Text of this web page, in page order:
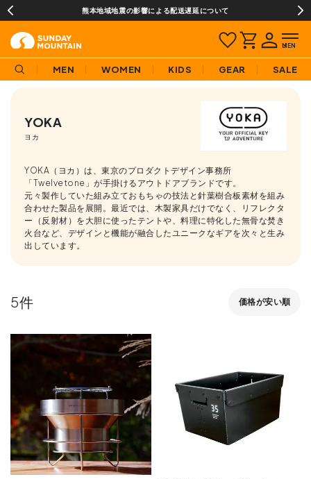
熊本地域地震の影響による配送遅延について
MEN WOMEN KIDS GEAR SALE
YOKA
ヨカ
YOKA（ヨカ）は、東京のプロダクトデザイン事務所
「Twelvetone」が手掛けるアウトドアブランドです。
元々製作していた組み立ておもちゃの技法と針葉樹合板素材を組み
合わせた製品を展開。最近では、木製家具だけでなく、リフレクタ
ー（反射材）を大胆に使ったテントや、料理に特化した無骨な焚き
火台など、デザインと機能が融合したユニークなギアを次々と生み
出しています。
価格が安い順
5